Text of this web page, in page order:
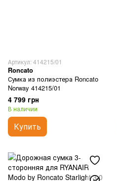
Артикул: 414215/01
Roncato
Сумка из полиэстера Roncato
Norway 414215/01
4 799 грн
В наличии
Купить